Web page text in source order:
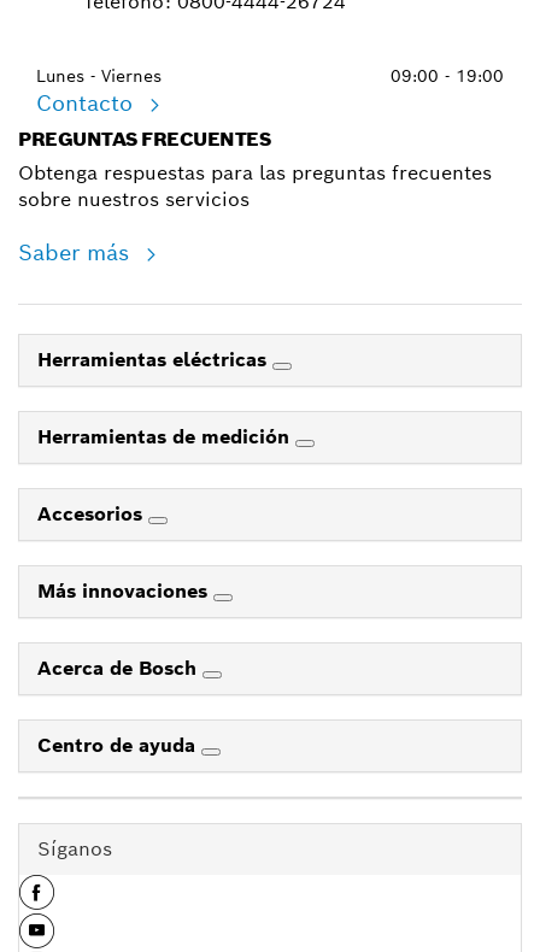
Lunes - Viernes 09:00 - 19:00
Contacto
PREGUNTAS FRECUENTES
Obtenga respuestas para las preguntas frecuentes
sobre nuestros servicios
Saber más
Herramientas eléctricas
Herramientas de medición
Accesorios
Más innovaciones
Acerca de Bosch
Centro de ayuda
Síganos